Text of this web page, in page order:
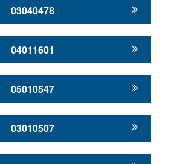
03040478
04011601
05010547
03010507